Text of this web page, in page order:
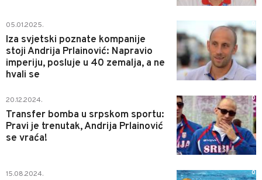
05.01.2025.
Iza svjetski poznate kompanije
stoji Andrija Prlainović: Napravio
imperiju, posluje u 40 zemalja, a ne
hvali se
20.12.2024.
Transfer bomba u srpskom sportu:
Pravi je trenutak, Andrija Prlainović
se vraća!
0
15.08.2024. 0